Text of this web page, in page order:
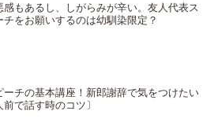
感もあるし、しがらみが辛い。友人代表ス
チをお願いするのは幼馴染限定？
ーチの基本講座！新郎謝辞で気をつけたい
前で話す時のコツ〕